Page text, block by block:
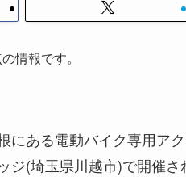
情報です。
にある電動バイク専用ア
ジ(埼玉県川越市)で開催